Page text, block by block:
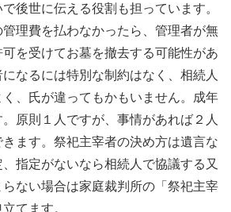
後世に伝える役割も担っています。
理費を払わなかったら、管理者が無
を受けてお墓を撤去する可能性があ
なるには特別な制約はなく、相続人
、氏が違ってもかもいません。成年
原則１人ですが、事情があれば２人
ます。祭祀主宰者の決め方は遺言な
指定がないなら相続人で協議する又
ない場合は家庭裁判所の「祭祀主宰
てます。